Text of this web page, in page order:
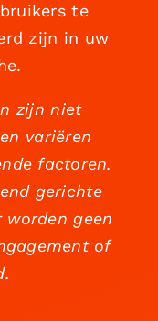
te
zijn in uw
zijn niet
variëren
factoren.
gerichte
geen
of